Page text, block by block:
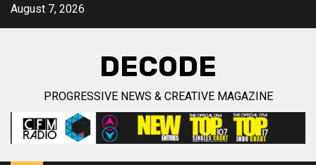
SkipAugust 7, 2026
DECODE
PROGRESSIVE NEWS & CREATIVE MAGAZINE